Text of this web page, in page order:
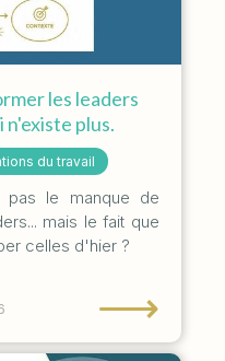
les leaders
n'existe plus.
du travail
le manque de
mais le fait que
celles d'hier ?
⟶